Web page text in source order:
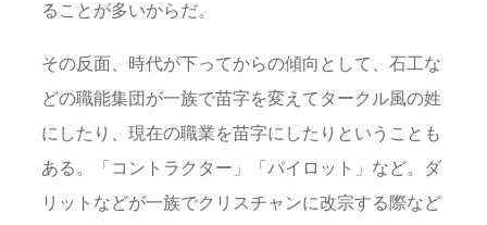
ることが多いからだ。
その反面、時代が下ってからの傾向として、石工な
どの職能集団が一族で苗字を変えてタークル風の姓
にしたり、現在の職業を苗字にしたりということも
ある。「コントラクター」「パイロット」など。ダ
リットなどが一族でクリスチャンに改宗する際など